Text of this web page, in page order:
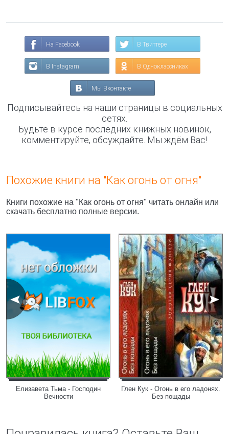
На Facebook В Твиттере
В Instagram В Одноклассниках
Мы Вконтакте
Подписывайтесь на наши страницы в социальных
сетях.
Будьте в курсе последних книжных новинок,
комментируйте, обсуждайте. Мы ждём Вас!
Похожие книги на "Как огонь от огня"
Книги похожие на "Как огонь от огня" читать онлайн или
скачать бесплатно полные версии.
Елизавета Тьма - Господин
Вечности
Глен Кук - Огонь в его ладонях.
Без пощады